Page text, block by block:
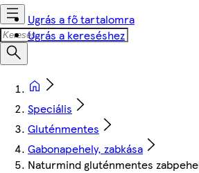
Ugrás a fő tartalomra
Ugrás a kereséshez
Speciális
Gluténmentes
Gabonapehely, zabkása
Naturmind gluténmentes